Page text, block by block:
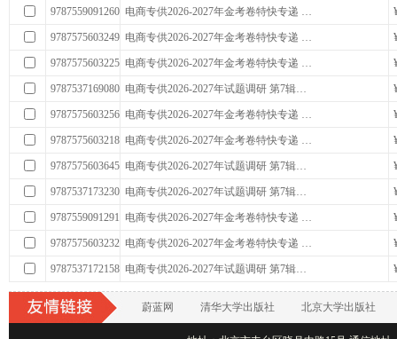
9787559091260 电商专供2026-2027年金考卷特快专递 …
9787575603249 电商专供2026-2027年金考卷特快专递 …
9787575603225 电商专供2026-2027年金考卷特快专递 …
9787537169080 电商专供2026-2027年试题调研 第7辑…
9787575603256 电商专供2026-2027年金考卷特快专递 …
9787575603218 电商专供2026-2027年金考卷特快专递 …
9787575603645 电商专供2026-2027年试题调研 第7辑…
9787537173230 电商专供2026-2027年试题调研 第7辑…
9787559091291 电商专供2026-2027年金考卷特快专递 …
9787575603232 电商专供2026-2027年金考卷特快专递 …
9787537172158 电商专供2026-2027年试题调研 第7辑…
蔚蓝网 清华大学出版社 北京大学出版社